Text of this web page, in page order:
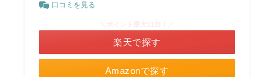
口コミを見る
Amazonで探す
楽天で探す